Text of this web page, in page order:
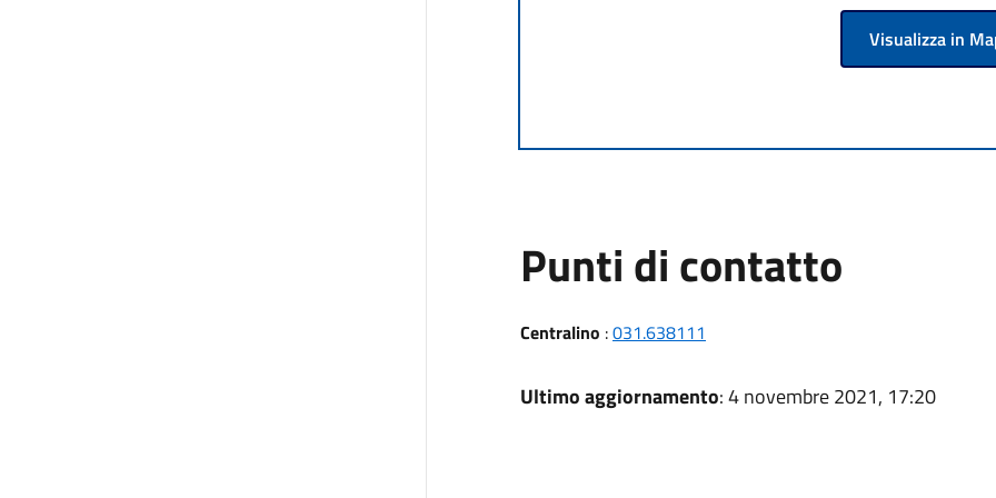
Visualizza in
Punti di contatto
Centralino :031.638111
Ultimo aggiornamento: 4 novembre 2021, 17:20